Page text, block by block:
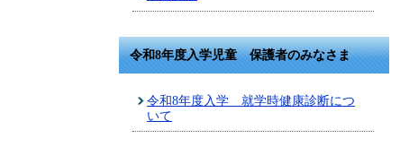
令和8年度入学児童 保護者のみなさま
令和8年度入学 就学時健康診断につ
いて